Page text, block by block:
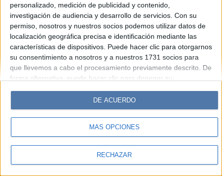
personalizado, medición de publicidad y contenido,
investigación de audiencia y desarrollo de servicios. Con su
permiso, nosotros y nuestros socios podemos utilizar datos de
localización geográfica precisa e identificación mediante las
características de dispositivos. Puede hacer clic para otorgarnos
su consentimiento a nosotros y a nuestros 1731 socios para
que llevemos a cabo el procesamiento previamente descrito. De
forma alternativa, puede hacer clic para denegar su
cambiar sus preferencias antes de otorgar su consentimiento.
Tenga en cuenta que algún procesamiento de sus datos
personales puede no requerir de su consentimiento, pero usted
tiene el derecho de rechazar tal procesamiento. Sus
sus preferencias o retirar su consentimiento en cualquier
MÁS OPCIONES
RECHAZAR
DE ACUERDO